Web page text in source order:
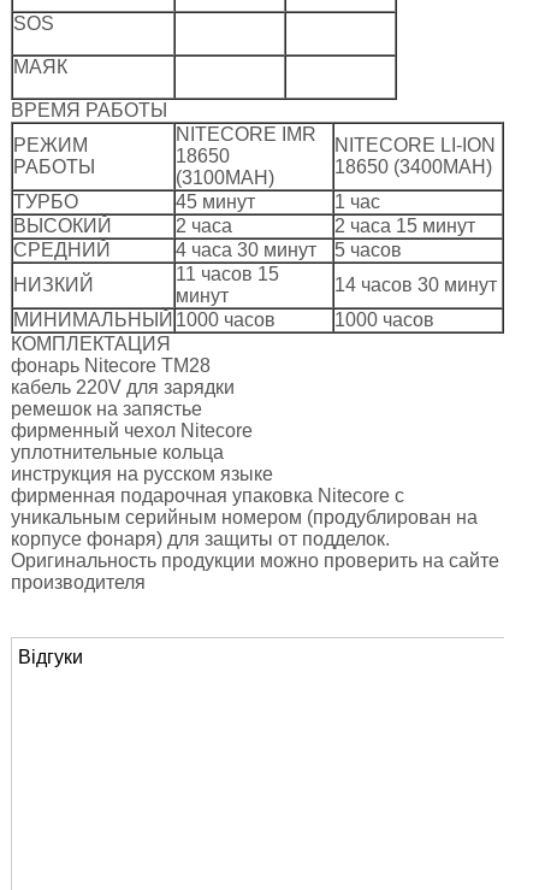
SOS
МАЯК
ВРЕМЯ РАБОТЫ
РЕЖИМ
РАБОТЫ
NITECORE IMR
18650
(3100MAH)
NITECORE LI-ION
18650 (3400MAH)
ТУРБО
45 минут
1 час
ВЫСОКИЙ
2 часа
2 часа 15 минут
СРЕДНИЙ
4 часа 30 минут
5 часов
НИЗКИЙ
11 часов 15
минут
14 часов 30 минут
МИНИМАЛЬНЫЙ 1000 часов
1000 часов
КОМПЛЕКТАЦИЯ
фонарь Nitecore TM28
кабель 220V для зарядки
ремешок на запястье
фирменный чехол Nitecore
уплотнительные кольца
инструкция на русском языке
фирменная подарочная упаковка Nitecore с
уникальным серийным номером (продублирован на
корпусе фонаря) для защиты от подделок.
Оригинальность продукции можно проверить на сайте
производителя
Відгуки